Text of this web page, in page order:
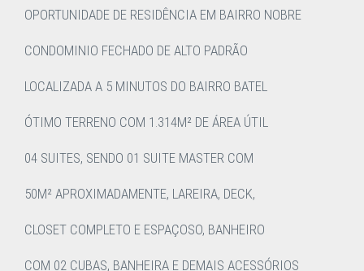
OPORTUNIDADE DE RESIDÊNCIA EM BAIRRO NOBRE
CONDOMINIO FECHADO DE ALTO PADRÃO
LOCALIZADA A 5 MINUTOS DO BAIRRO BATEL
ÓTIMO TERRENO COM 1.314M² DE ÁREA ÚTIL
04 SUITES, SENDO 01 SUITE MASTER COM
50M² APROXIMADAMENTE, LAREIRA, DECK,
CLOSET COMPLETO E ESPAÇOSO, BANHEIRO
COM 02 CUBAS, BANHEIRA E DEMAIS ACESSÓRIOS